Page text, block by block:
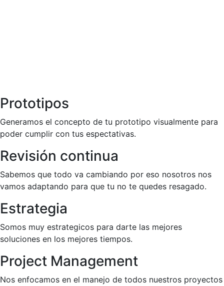
Prototipos
Generamos el concepto de tu prototipo visualmente para
poder cumplir con tus espectativas.
Revisión continua
Sabemos que todo va cambiando por eso nosotros nos
vamos adaptando para que tu no te quedes resagado.
Estrategia
Somos muy estrategicos para darte las mejores
soluciones en los mejores tiempos.
Project Management
Nos enfocamos en el manejo de todos nuestros proyectos